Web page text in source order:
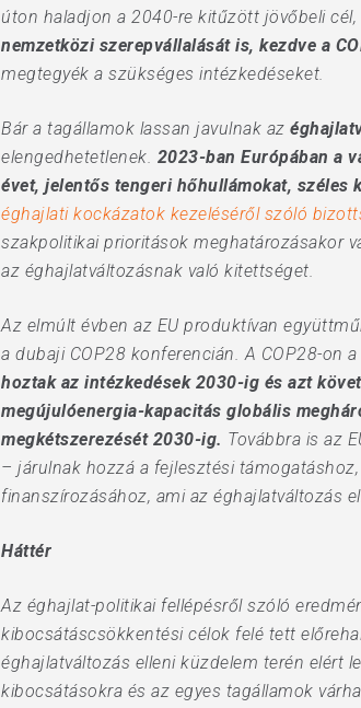
úton haladjon a 2040-re kitűzött jövőbeli
nemzetközi szerepvállalását is, kezdve a
megtegyék a szükséges intézkedéseket.
Bár a tagállamok lassan javulnak az
elengedhetetlenek. 2023-ban Európában a
évet, jelentős tengeri hőhullámokat, széles
éghajlati kockázatok kezeléséről szóló
szakpolitikai prioritások meghatározásakor
az éghajlatváltozásnak való kitettséget.
Az elmúlt évben az EU produktívan
a dubaji COP28 konferencián. A COP28-on a
hoztak az intézkedések 2030-ig és azt
megújulóenergia-kapacitás globális
megkétszerezését 2030-ig. Továbbra is az
– járulnak hozzá a fejlesztési
finanszírozásához, ami az éghajlatváltozás
Háttér
Az éghajlat-politikai fellépésről szóló
kibocsátáscsökkentési célok felé tett
éghajlatváltozás elleni küzdelem terén elért
kibocsátásokra és az egyes tagállamok